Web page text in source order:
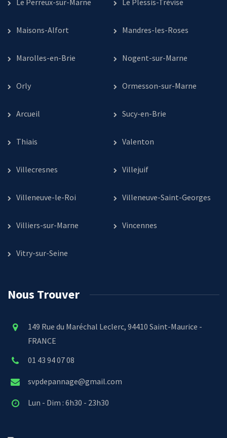
Maisons-Alfort Mandres-les-Roses
Marolles-en-Brie Nogent-sur-Marne
Orly Ormesson-sur-Marne
Arcueil Sucy-en-Brie
Thiais Valenton
Villecresnes Villejuif
Villeneuve-le-Roi Villeneuve-Saint-Georges
Villiers-sur-Marne Vincennes
Vitry-sur-Seine
Nous Trouver
149 Rue du Maréchal Leclerc, 94410 Saint-Maurice -
FRANCE
01 43 94 07 08
svpdepannage@gmail.com
Lun - Dim : 6h30 - 23h30